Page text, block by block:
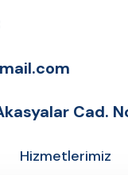
Cad.
Hizmetlerimiz